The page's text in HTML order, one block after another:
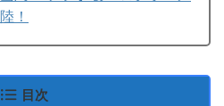
！
目次